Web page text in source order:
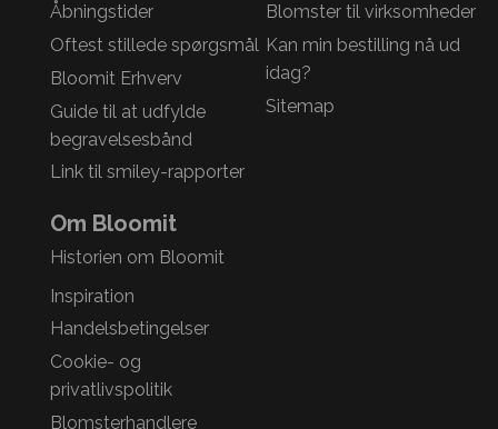
Åbningstider
Oftest stillede spørgsmål
Bloomit Erhverv
Guide til at udfylde
begravelsesbånd
Link til smiley-rapporter
Blomster til virksomheder
Kan min bestilling nå ud
idag?
Sitemap
Om Bloomit
Historien om Bloomit
Inspiration
Handelsbetingelser
Cookie- og
privatlivspolitik
Blomsterhandlere